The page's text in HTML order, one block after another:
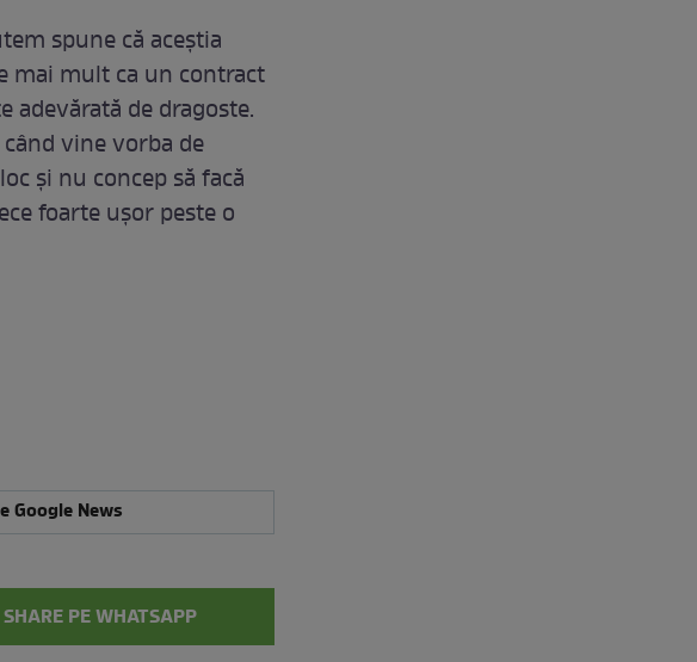
spune că aceștia
mai mult ca un contract
adevărată de dragoste.
vine vorba de
și nu concep să facă
foarte ușor peste o
Google News
SHARE PE WHATSAPP